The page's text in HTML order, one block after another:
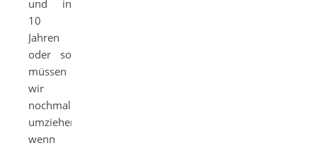
und in
10
Jahren
oder so
müssen
wir
nochmal
umziehen,
wenn